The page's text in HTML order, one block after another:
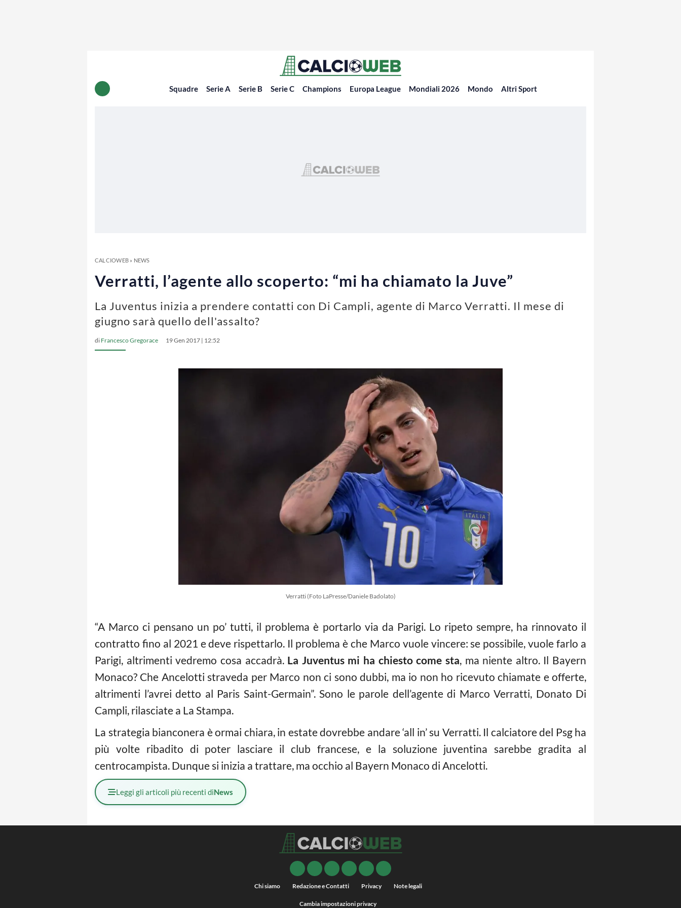
Squadre Serie A Serie B Serie C Champions Europa League Mondiali 2026 Mondo Altri Sport
CALCIOWEB» NEWS
Verratti, l’agente allo scoperto: “mi ha chiamato la Juve”
La Juventus inizia a prendere contatti con Di Campli, agente di Marco Verratti. Il mese di
giugno sarà quello dell'assalto?
di Francesco Gregorace 19 Gen 2017 | 12:52
Verratti (Foto LaPresse/Daniele Badolato)
“A Marco ci pensano un po’ tutti, il problema è portarlo via da Parigi. Lo ripeto sempre, ha rinnovato il
contratto fino al 2021 e deve rispettarlo. Il problema è che Marco vuole vincere: se possibile, vuole farlo a
Parigi, altrimenti vedremo cosa accadrà. La Juventus mi ha chiesto come sta, ma niente altro. Il Bayern
Monaco? Che Ancelotti straveda per Marco non ci sono dubbi, ma io non ho ricevuto chiamate e offerte,
altrimenti l’avrei detto al Paris Saint-Germain”. Sono le parole dell’agente di Marco Verratti, Donato Di
Campli, rilasciate a La Stampa.
La strategia bianconera è ormai chiara, in estate dovrebbe andare ‘all in’ su Verratti. Il calciatore del Psg ha
più volte ribadito di poter lasciare il club francese, e la soluzione juventina sarebbe gradita al
centrocampista. Dunque si inizia a trattare, ma occhio al Bayern Monaco di Ancelotti.
Leggi gli articoli più recenti diNews
Chi siamo Redazione e Contatti Privacy Note legali
Cambia impostazioni privacy